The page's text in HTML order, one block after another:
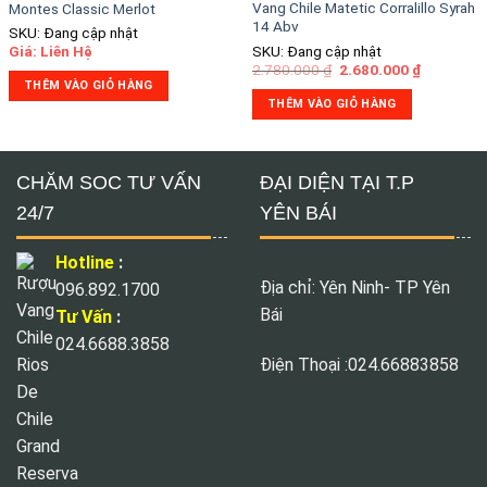
Montes Classic Merlot
SKU: Đang cập nhật
Giá: Liên Hệ
THÊM VÀO GIỎ HÀNG
Vang Chile Matetic Corralillo Syrah
14 Abv
SKU: Đang cập nhật
2.780.000₫ 2.680.000 ₫
THÊM VÀO GIỎ HÀNG
CHĂM SOC TƯ VẤN
24/7
Hotline :
096.892.1700
Tư Vấn :
024.6688.3858
ĐẠI DIỆN TẠI T.P
YÊN BÁI
Địa chỉ: Yên Ninh- TP Yên
Bái
Điện Thoại :024.66883858